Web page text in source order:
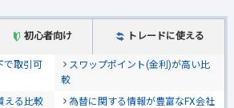
初心者向け トレードに使える
で取引可
スワップポイント(金利)が高い比
較
える比較
為替に関する情報が豊富なFX会社